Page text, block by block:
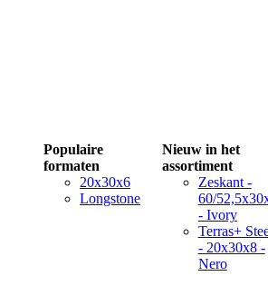
Populaire
formaten
20x30x6
Longstone
Nieuw in het
assortiment
Zeskant -
60/
- Ivory
Terras+
- 20x30x8 -
Nero